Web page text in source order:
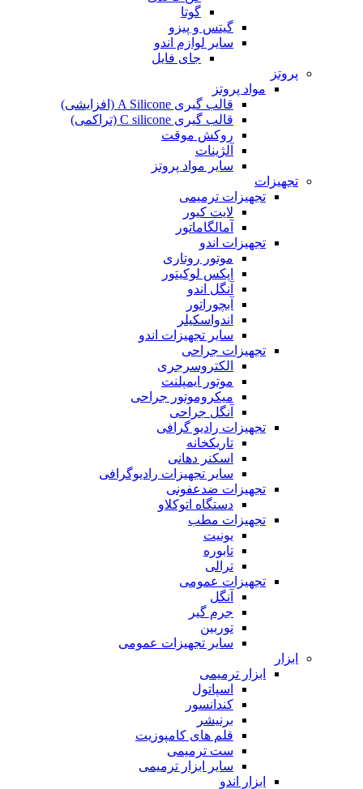
گوتا
گیتس و پیزو
سایر لوازم اندو
جای فایل
پروتز
مواد پروتز
قالب گیری A Silicone (افزایشی)
قالب گیری C silicone (تراکمی)
روکش موقت
آلژینات
سایر مواد پروتز
تجهیزات
تجهیزات ترمیمی
لایت کیور
آمالگاماتور
تجهیزات اندو
موتور روتاری
اپکس لوکیتور
آنگل اندو
آبچوراتور
اندواسکیلر
سایر تجهیزات اندو
تجهیزات جراحی
الکتروسرجری
موتور ایمپلنت
میکروموتور جراحی
آنگل جراحی
تجهیزات رادیو گرافی
تاریکخانه
اسکنر دهانی
سایر تجهیزات رادیوگرافی
تجهیزات ضدعفونی
دستگاه اتوکلاو
تجهیزات مطب
یونیت
تابوره
ترالی
تجهیزات عمومی
آنگل
جرم گیر
توربین
سایر تجهیزات عمومی
ابزار
ابزار ترمیمی
اسپاتول
کندانسور
برنیشر
قلم های کامپوزیت
ست ترمیمی
سایر ابزار ترمیمی
ابزار اندو